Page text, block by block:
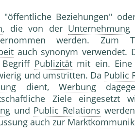
"öffentliche Beziehungen"
, die von der Unternehmung
werden.
auch synonym verwendet.
Publizitätmit ein.
und umstritten. Da Public
dient, Werbung
Ziele eingesetzt
und Public Relations
auch zur